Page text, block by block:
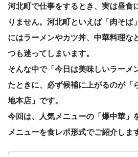
河北町で仕事をするとき、実は昼食
りません。河北町といえば「肉そば
にはラーメンやカツ丼、中華料理な
つも迷ってしまいます。
そんな中で「今日は美味しいラーメ
たときに、必ず候補に上がるのが「
地本店」です。
今回は、人気メニューの「爆中華」
メニューを食レポ形式でご紹介しま